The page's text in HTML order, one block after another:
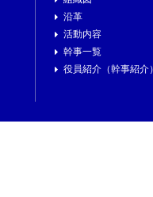
沿革
活動内容
幹事一覧
役員紹介（幹事紹介